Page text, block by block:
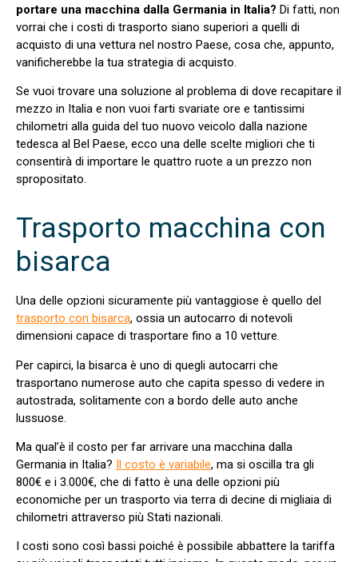
portare una macchina dalla Germania in Italia? Di fatti, non
vorrai che i costi di trasporto siano superiori a quelli di
acquisto di una vettura nel nostro Paese, cosa che, appunto,
vanificherebbe la tua strategia di acquisto.
Se vuoi trovare una soluzione al problema di dove recapitare il
mezzo in Italia e non vuoi farti svariate ore e tantissimi
chilometri alla guida del tuo nuovo veicolo dalla nazione
tedesca al Bel Paese, ecco una delle scelte migliori che ti
consentirà di importare le quattro ruote a un prezzo non
spropositato.
Trasporto macchina con
bisarca
Una delle opzioni sicuramente più vantaggiose è quello del
trasporto con bisarca, ossia un autocarro di notevoli
dimensioni capace di trasportare fino a 10 vetture.
Per capirci, la bisarca è uno di quegli autocarri che
trasportano numerose auto che capita spesso di vedere in
autostrada, solitamente con a bordo delle auto anche
lussuose.
Ma qual’è il costo per far arrivare una macchina dalla
Germania in Italia? Il costo è variabile, ma si oscilla tra gli
800€ e i 3.000€, che di fatto è una delle opzioni più
economiche per un trasporto via terra di decine di migliaia di
chilometri attraverso più Stati nazionali.
I costi sono così bassi poiché è possibile abbattere la tariffa